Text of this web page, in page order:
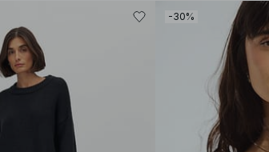
-30%